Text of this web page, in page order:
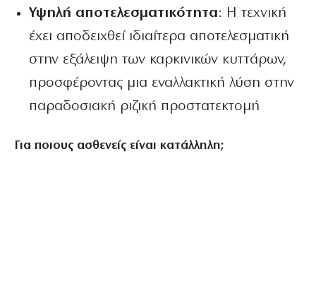
Υψηλή αποτελεσματικότητα: Η τεχνική
έχει αποδειχθεί ιδιαίτερα αποτελεσματική
στην εξάλειψη των καρκινικών κυττάρων,
προσφέροντας μια εναλλακτική λύση στην
παραδοσιακή ριζική προστατεκτομή
Για ποιους ασθενείς είναι κατάλληλη;